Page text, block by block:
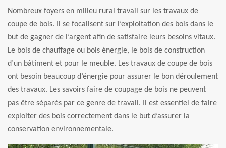
Nombreux foyers en milieu rural travail sur les travaux de
coupe de bois. Il se focalisent sur l’exploitation des bois dans le
but de gagner de l’argent afin de satisfaire leurs besoins vitaux.
Le bois de chauffage ou bois énergie, le bois de construction
d’un bâtiment et pour le meuble. Les travaux de coupe de bois
ont besoin beaucoup d’énergie pour assurer le bon déroulement
des travaux. Les savoirs faire de coupage de bois ne peuvent
pas être séparés par ce genre de travail. Il est essentiel de faire
exploiter des bois correctement dans le but d’assurer la
conservation environnementale.